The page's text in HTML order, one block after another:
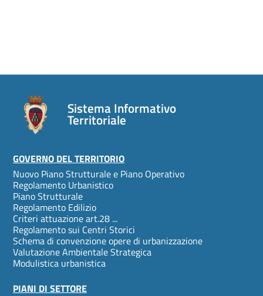
Sistema Informativo
Territoriale
Footer
menu
GOVERNO DEL TERRITORIO
Nuovo Piano Strutturale e Piano Operativo
Regolamento Urbanistico
Piano Strutturale
Regolamento Edilizio
Criteri attuazione art.28 ...
Regolamento sui Centri Storici
Schema di convenzione opere di urbanizzazione
Valutazione Ambientale Strategica
Modulistica urbanistica
PIANI DI SETTORE